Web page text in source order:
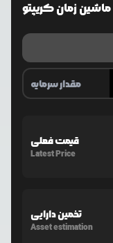
ماشین زمان کریپتو
قیمت فعلی
Latest Price
تخمین دارایی
Asset estimation